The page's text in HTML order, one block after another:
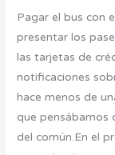
Pagar el bus con
presentar los
las tarjetas de
notificaciones
hace menos de
que pensábamos
del común.En el